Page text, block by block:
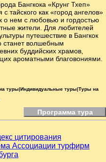
Бангкока «Крунг Тхеп»
с тайского как «город ангелов»
о нем с любовью и гордостью
жители. Для любителей
путешествие в Бангкок
станет волшебным
буддийских храмов,
ароматными благовониями.
туры|Индивидуальные туры|Туры на
Программа тура